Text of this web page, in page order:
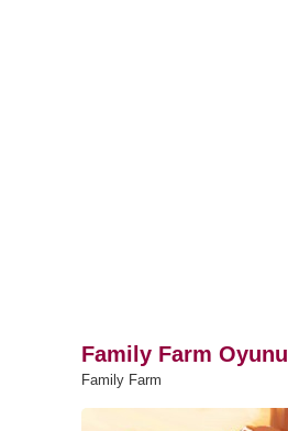
Family Farm Oyunu
Family Farm